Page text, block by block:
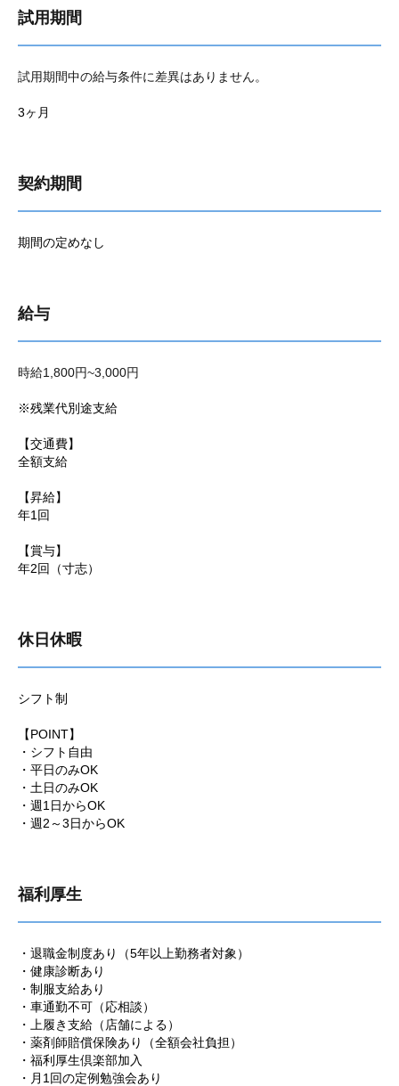
試用期間
試用期間中の給与条件に差異はありません。
3ヶ月
契約期間
期間の定めなし
給与
時給1,800円~3,000円
※残業代別途支給
【交通費】
全額支給
【昇給】
年1回
【賞与】
年2回（寸志）
休日休暇
シフト制
【POINT】
・シフト自由
・平日のみOK
・土日のみOK
・週1日からOK
・週2～3日からOK
福利厚生
・退職金制度あり（5年以上勤務者対象）
・健康診断あり
・制服支給あり
・車通勤不可（応相談）
・上履き支給（店舗による）
・薬剤師賠償保険あり（全額会社負担）
・福利厚生倶楽部加入
・月1回の定例勉強会あり